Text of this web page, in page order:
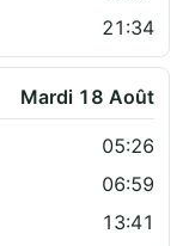
21:34
Mardi 18 Août
05:26
06:59
13:41